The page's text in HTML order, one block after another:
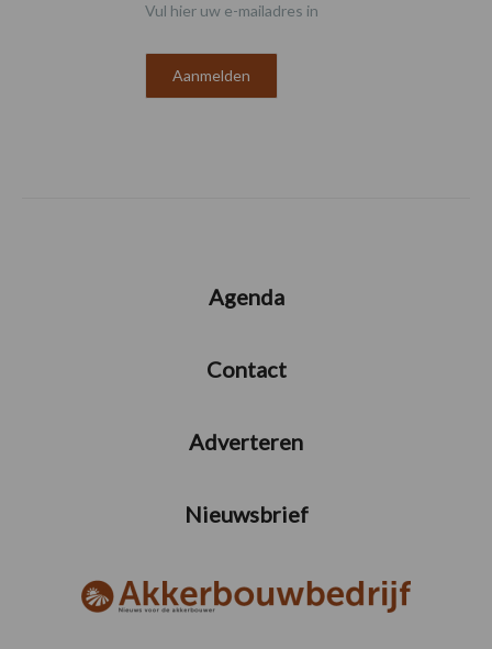
Vul hier uw e-mailadres in
Agenda
Contact
Adverteren
Nieuwsbrief